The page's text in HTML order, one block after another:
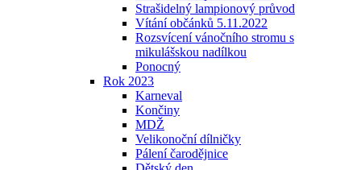
Strašidelný lampionový průvod
Vítání občánků 5.11.2022
Rozsvícení vánočního stromu s
mikulášskou nadílkou
Ponocný
Rok 2023
Karneval
Končiny
MDŽ
Velikonoční dílničky
Pálení čarodějnice